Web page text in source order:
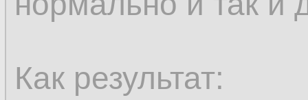
Как результат: